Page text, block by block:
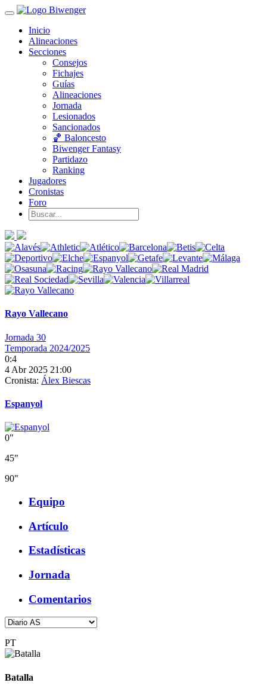
Inicio
Alineaciones
Secciones
Consejos
Fichajes
Guías
Alineaciones
Jornada
Lesionados
Sancionados
🏀 Baloncesto
Biwenger Fantasy
Partidazo
Ranking
Jugadores
Cronistas
Foro
Rayo Vallecano
Jornada 30
Temporada 2024/2025
0:4
4 Abr 2025 21:00
Cronista: Álex Biescas
Espanyol
0"
45"
90"
Equipo
Artículo
Estadísticas
Jornada
Comentarios
PT
Batalla